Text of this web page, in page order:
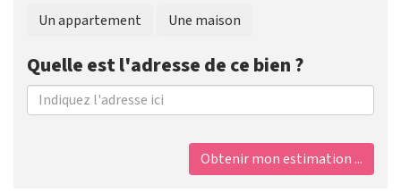
Un appartement Une maison
Quelle est l'adresse de ce bien ?
Obtenir mon estimation ...